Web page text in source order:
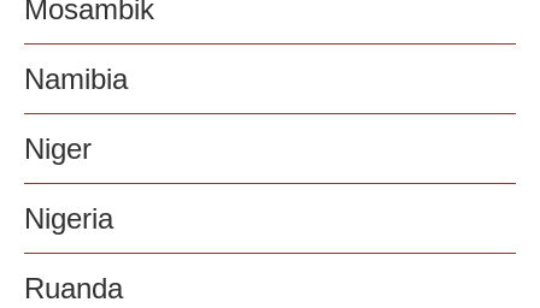
Mosambik
Namibia
Niger
Nigeria
Ruanda